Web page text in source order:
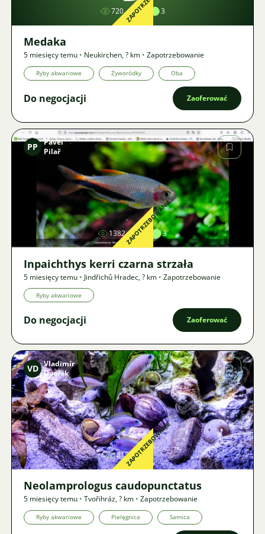
720 2 3
Medaka
5 miesięcy temu • Neukirchen,? km • Zapotrzebowanie
Ryby akwariowe Żyworódky Oba
Do negocjacji Zaoferować
Zdjęcie
PP
Pavel
Pilař
1382 1 3
ZAPOTRZEBOWANIE
Inpaichthys kerri czarna strzała
5 miesięcy temu • Jindřichů Hradec,? km • Zapotrzebowanie
Ryby akwariowe
Do negocjacji Zaoferować
Zdjęcie
VD Vladimír
Dvořák
815ZAPOTRZEBOWANIE
Neolamprologus caudopunctatus
5 miesięcy temu • Tvořihráz,? km • Zapotrzebowanie
Ryby akwariowe Pielęgnica Samica